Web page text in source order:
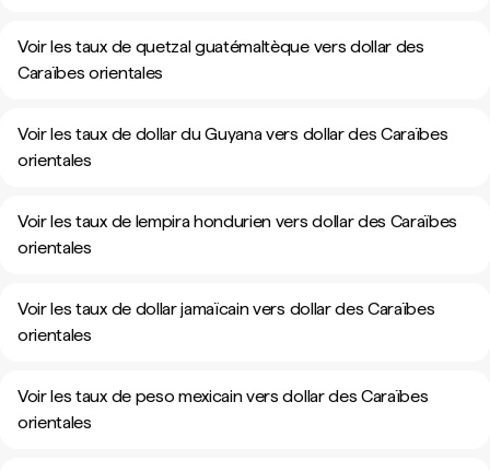
Voir les taux de quetzal guatémaltèque vers dollar des
Caraïbes orientales
Voir les taux de dollar du Guyana vers dollar des Caraïbes
orientales
Voir les taux de lempira hondurien vers dollar des Caraïbes
orientales
Voir les taux de dollar jamaïcain vers dollar des Caraïbes
orientales
Voir les taux de peso mexicain vers dollar des Caraïbes
orientales